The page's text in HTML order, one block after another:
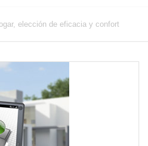
elección de eficacia y confort